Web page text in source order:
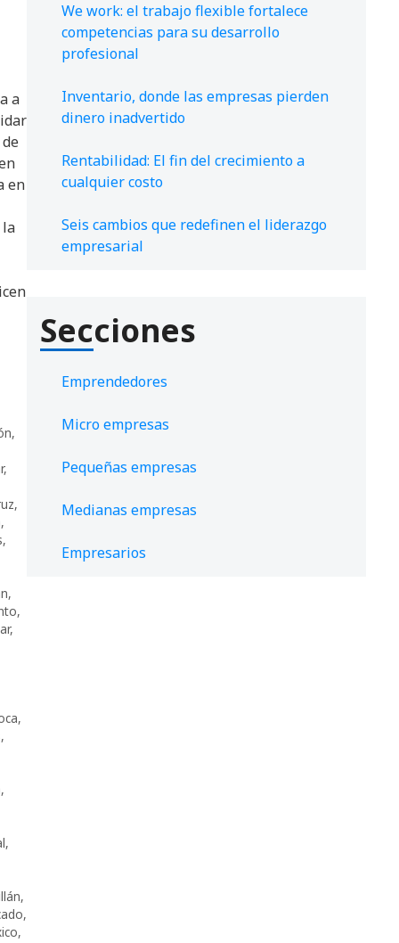
a
en
,
,
,
,
,
,
,
,
,
,
,
,
,
,
,
We work: el trabajo flexible fortalece
competencias para su desarrollo
profesional
Inventario, donde las empresas pierden
dinero inadvertido
Rentabilidad: El fin del crecimiento a
cualquier costo
Seis cambios que redefinen el liderazgo
empresarial
Secciones
Emprendedores
Micro empresas
Pequeñas empresas
Medianas empresas
Empresarios